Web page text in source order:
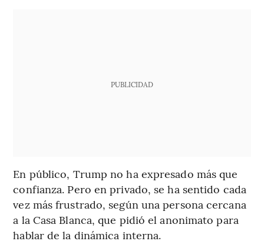
PUBLICIDAD
En público, Trump no ha expresado más que
confianza. Pero en privado, se ha sentido cada
vez más frustrado, según una persona cercana
a la Casa Blanca, que pidió el anonimato para
hablar de la dinámica interna.